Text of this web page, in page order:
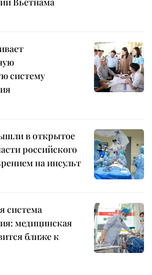
систему
в открытое
российского
на инсульт
система
медицинская
ближе к